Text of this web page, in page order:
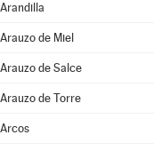
Arandilla
Arauzo de Miel
Arauzo de Salce
Arauzo de Torre
Arcos